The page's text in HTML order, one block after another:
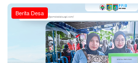
Berita Desa